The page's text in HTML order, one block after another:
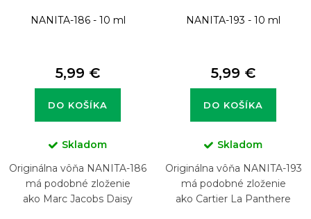
NANITA-186 - 10 ml
5,99 €
DO KOŠÍKA
Skladom
Originálna vôňa NANITA-186
má podobné zloženie
ako Marc Jacobs Daisy
NANITA-193 - 10 ml
5,99 €
DO KOŠÍKA
Skladom
Originálna vôňa NANITA-193
má podobné zloženie
ako Cartier La Panthere